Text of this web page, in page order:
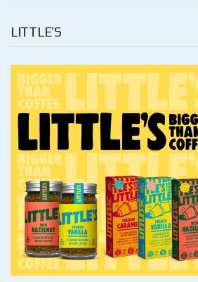
LITTLE’S